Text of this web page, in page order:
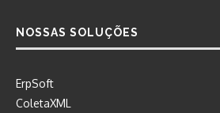
NOSSAS SOLUÇÕES
ErpSoft
ColetaXML